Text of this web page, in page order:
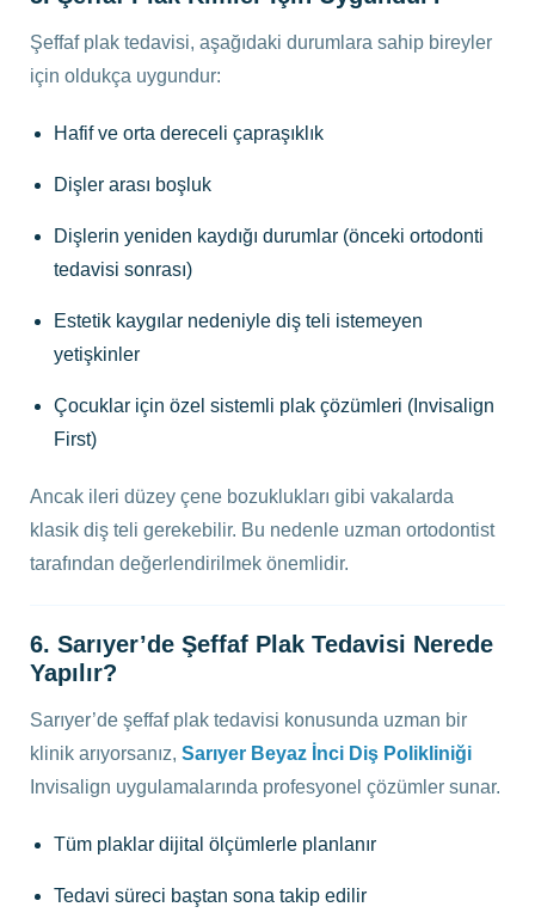
Şeffaf plak tedavisi, aşağıdaki durumlara sahip bireyler
için oldukça uygundur:
Hafif ve orta dereceli çapraşıklık
Dişler arası boşluk
Dişlerin yeniden kaydığı durumlar (önceki ortodonti
tedavisi sonrası)
Estetik kaygılar nedeniyle diş teli istemeyen
yetişkinler
Çocuklar için özel sistemli plak çözümleri (Invisalign
First)
Ancak ileri düzey çene bozuklukları gibi vakalarda
klasik diş teli gerekebilir. Bu nedenle uzman ortodontist
tarafından değerlendirilmek önemlidir.
6. Sarıyer’de Şeffaf Plak Tedavisi Nerede
Yapılır?
Sarıyer’de şeffaf plak tedavisi konusunda uzman bir
klinik arıyorsanız, Sarıyer Beyaz İnci Diş Polikliniği
Invisalign uygulamalarında profesyonel çözümler sunar.
Tüm plaklar dijital ölçümlerle planlanır
Tedavi süreci baştan sona takip edilir